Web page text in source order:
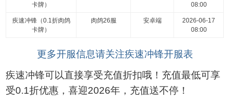
卡牌）
08:00
疾速冲锋（0.1折肉鸽
卡牌）
肉鸽26服 安卓端
2026-06-17
08:00
更多开服信息请关注疾速冲锋开服表
疾速冲锋可以直接享受充值折扣哦！充值最低可享
受0.1折优惠，喜迎2026年，充值送不停！